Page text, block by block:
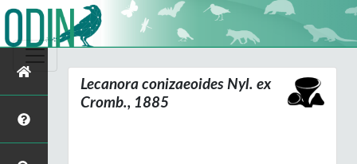
Lecanora conizaeoides Nyl. ex
Cromb., 1885